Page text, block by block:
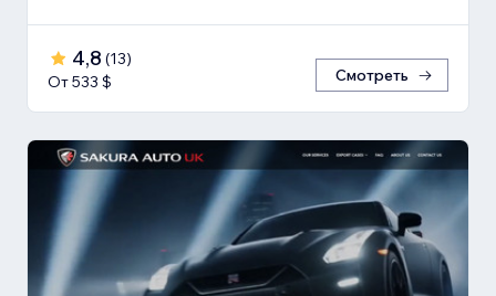
4,8 (13)
От 533 $
Смотреть